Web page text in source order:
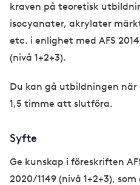
kraven på teoretisk
isocyanater, akrylater
etc. i enlighet med AFS
(nivå 1+2+3).
Du kan gå utbildningen
1,5 timme att slutföra.
Syfte
Ge kunskap i föreskriften
2020/1149 (nivå 1+2+3),